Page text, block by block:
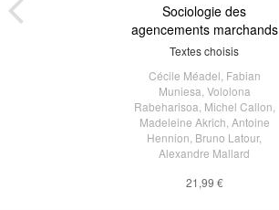
Sociologie des
agencements marchands
Textes choisis
Cécile Méadel Fabian
Muniesa Vololona
Rabeharisoa Michel Callon
Madeleine Akrich Antoine
Hennion Bruno Latour,
Alexandre Mallard
21,99 €